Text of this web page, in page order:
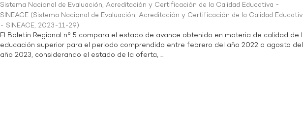
Sistema Nacional de Evaluación, Acreditación y Certificación de la Calidad Educativa -
SINEACE (Sistema Nacional de Evaluación, Acreditación y Certificación de la Calidad
- SINEACE, 2023-11-29)
El Boletín Regional n° 5 compara el estado de avance obtenido en materia de calidad de
educación superior para el periodo comprendido entre febrero del año 2022 a agosto del
año 2023, considerando el estado de la oferta, ...